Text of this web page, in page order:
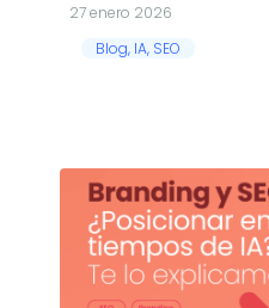
27 enero 2026
Blog, IA, SEO